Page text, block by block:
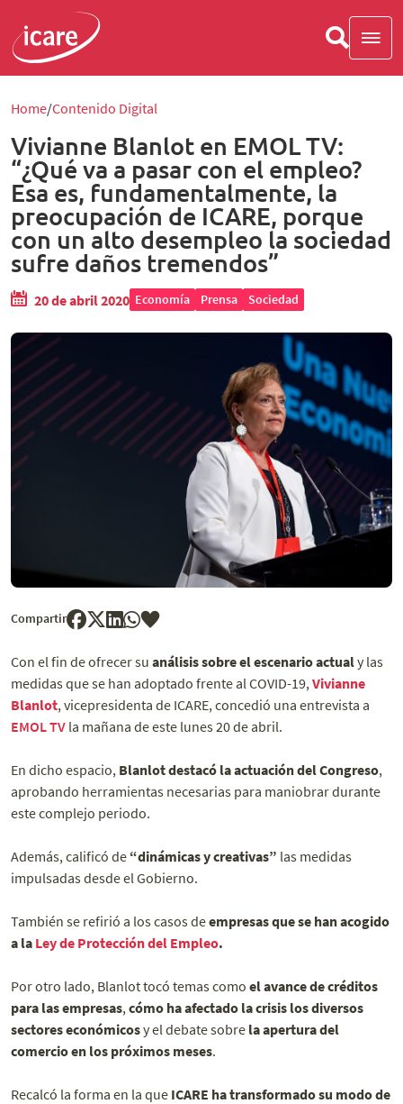
Home Contenido Digital
Vivianne Blanlot en EMOL TV:
“¿Qué va a pasar con el empleo?
Esa es, fundamentalmente, la
preocupación de ICARE, porque
con un alto desempleo la sociedad
sufre daños tremendos”
20 de abril 2020 Economía Prensa Sociedad
Compartir
Con el fin de ofrecer su análisis sobre el escenario actualy las
medidas que se han adoptado frente al COVID-19, Vivianne
Blanlot, vicepresidenta de ICARE, concedió una entrevista a
EMOL TV la mañana de este lunes 20 de abril.
En dicho espacio, Blanlot destacó la actuación del Congreso,
aprobando herramientas necesarias para maniobrar durante
este complejo periodo.
Además, calificó de “dinámicas y creativas” las medidas
impulsadas desde el Gobierno.
También se refirió a los casos deempresas que se han acogido
a la Ley de Protección del Empleo.
Por otro lado, Blanlot tocó temas como el avance de créditos
para las empresas, cómo ha afectado la crisis los diversos
sectores económicosy el debate sobre la apertura del
comercio en los próximos meses.
Recalcó la forma en la que ICARE ha transformado su modo de